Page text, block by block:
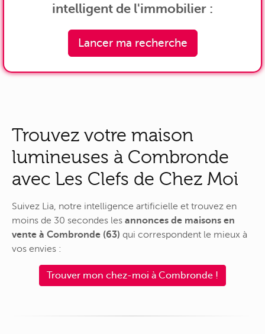
intelligent de l'immobilier :
Lancer ma recherche
Trouvez votre maison
lumineuses à Combronde
avec Les Clefs de Chez Moi
Suivez Lia, notre intelligence artificielle et trouvez en
moins de 30 secondes les annonces de maisons en
vente à Combronde (63) qui correspondent le mieux à
vos envies :
Trouver mon chez-moi à Combronde !